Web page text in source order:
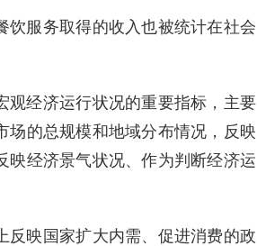
饮服务取得的收入也被统计在社会
观经济运行状况的重要指标，主要
场的总规模和地域分布情况，反映
映经济景气状况、作为判断经济运
反映国家扩大内需、促进消费的政